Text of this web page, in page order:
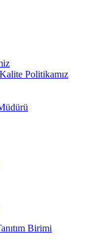
Politikamız
Birimi